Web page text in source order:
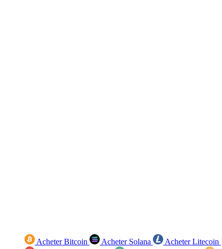
Acheter Bitcoin Acheter Solana Acheter Litecoin